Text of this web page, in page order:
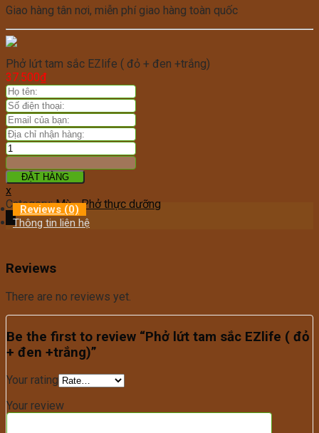
Giao hàng tân nơi, miễn phí giao hàng toàn quốc
Phở lứt tam sắc EZlife ( đỏ + đen +trắng)
37.500₫
ĐẶT HÀNG
x
Category:Mỳ - Phở thực dưỡng
Reviews (0)
Thông tin liên hệ
Reviews
There are no reviews yet.
Be the first to review “Phở lứt tam sắc EZlife ( đỏ
+ đen +trắng)”
Your rating
Your review